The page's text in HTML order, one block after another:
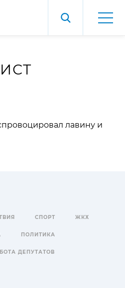
лавину и
СПОРТ ЖКХ
ПОЛИТИКА
ДЕПУТАТОВ